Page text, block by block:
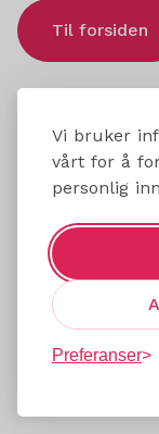
Vi bruker
vårt for å
personlig
Preferanser
Til forsiden